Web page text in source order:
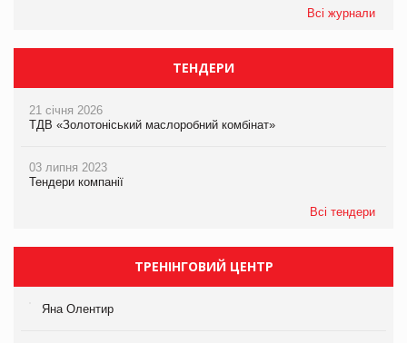
Всі журнали
ТЕНДЕРИ
21 січня 2026
ТДВ «Золотоніський маслоробний комбінат»
03 липня 2023
Тендери компанії
Всі тендери
ТРЕНІНГОВИЙ ЦЕНТР
Яна Олентир